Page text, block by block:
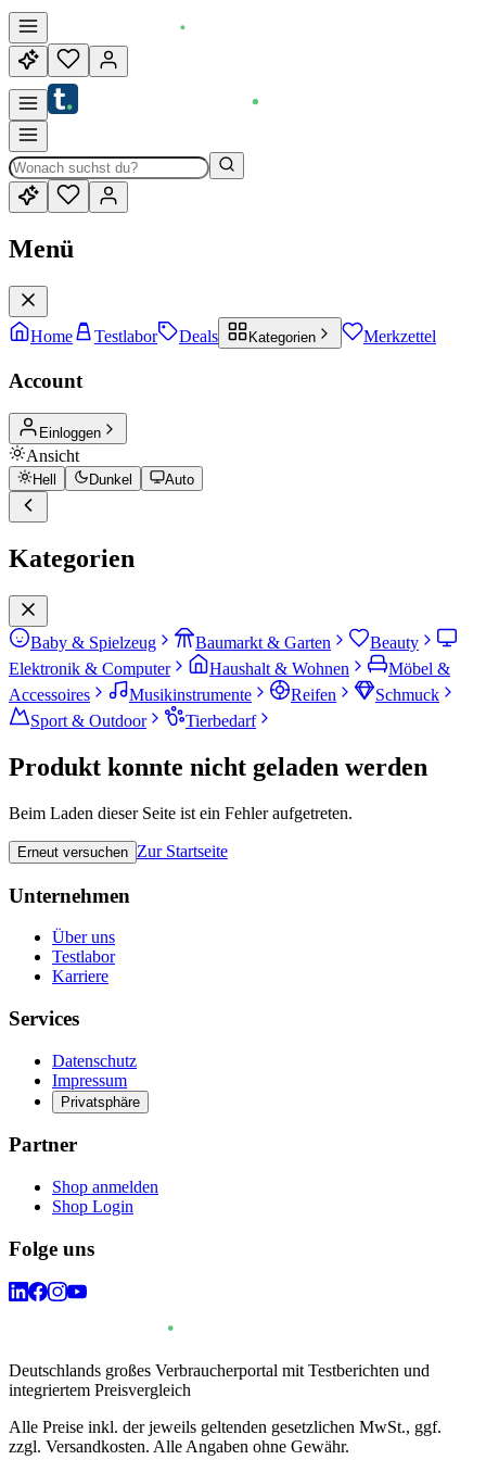
Menü
Home Testlabor Deals Kategorien Merkzettel
Account
Einloggen
Ansicht
Hell Dunkel Auto
Kategorien
Baby & Spielzeug Baumarkt & Garten
Beauty
Elektronik & Computer
Haushalt & Wohnen
Möbel &
Accessoires
Musikinstrumente Reifen
Schmuck
Sport & Outdoor
Tierbedarf
Produkt konnte nicht geladen werden
Beim Laden dieser Seite ist ein Fehler aufgetreten.
Erneut versuchen Zur Startseite
Unternehmen
Über uns
Testlabor
Karriere
Services
Datenschutz
Impressum
Privatsphäre
Partner
Shop anmelden
Shop Login
Folge uns
Deutschlands großes Verbraucherportal mit Testberichten und
integriertem Preisvergleich
Alle Preise inkl. der jeweils geltenden gesetzlichen MwSt., ggf.
zzgl. Versandkosten. Alle Angaben ohne Gewähr.